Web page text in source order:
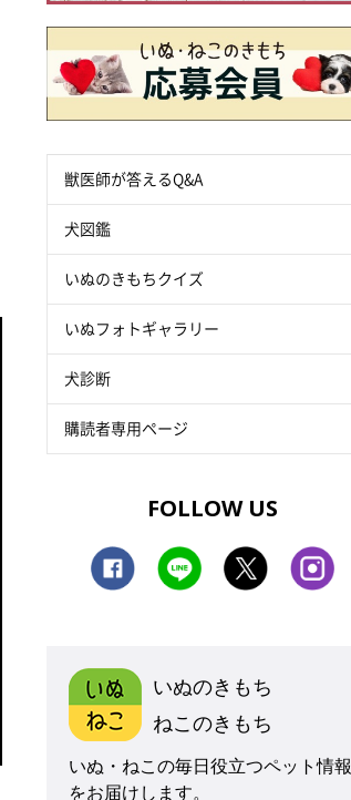
獣医師が答えるQ&A
犬図鑑
いぬのきもちクイズ
いぬフォトギャラリー
犬診断
購読者専用ページ
FOLLOW US
いぬのきもち
ねこのきもち
いぬ・ねこの毎日役立つペット情報
をお届けします。